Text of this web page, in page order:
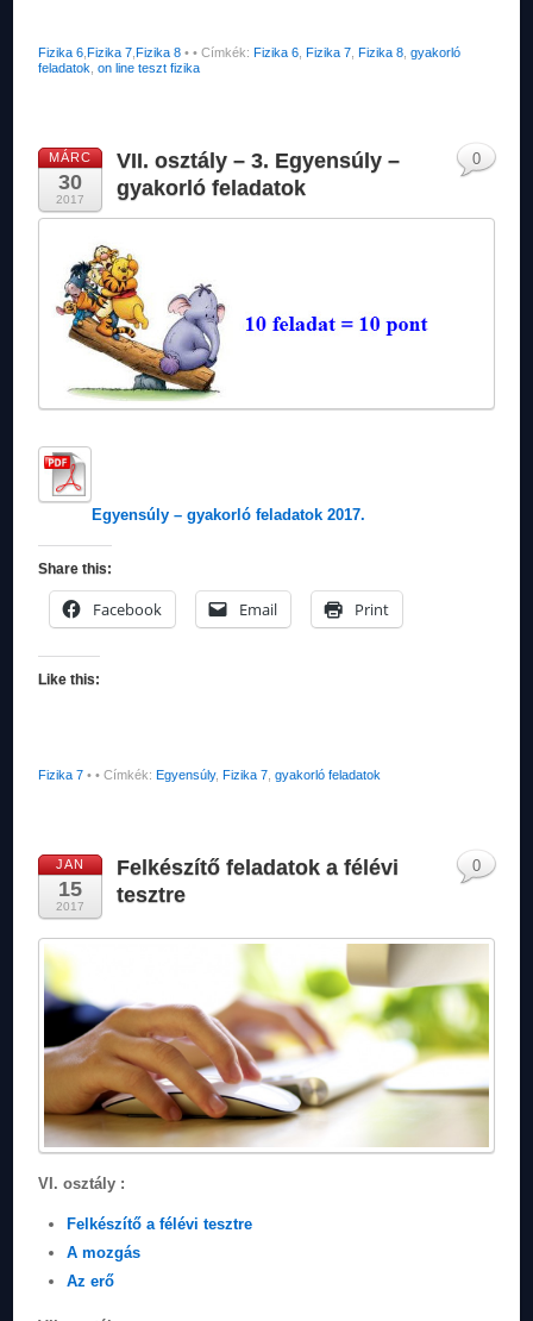
Fizika 6 ,Fizika 7 ,Fizika 8 • • Címkék:Fizika 6 ,Fizika 7 ,Fizika 8 ,gyakorló
feladatok ,on line teszt fizika
MÁRC
30
2017
VII. osztály – 3. Egyensúly –
gyakorló feladatok
Egyensúly – gyakorló feladatok 2017.
Share this:
Facebook Email Print
Like this:
Fizika 7 •
0
• Címkék: Egyensúly, Fizika 7,gyakorló feladatok
JAN
15
2017
Felkészítő feladatok a félévi
tesztre
VI. osztály :
Felkészítő a félévi tesztre
A mozgás
Az erő
0